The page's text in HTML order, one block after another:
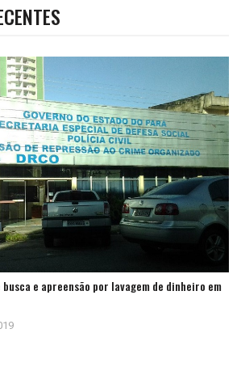
busca e apreensão por lavagem de dinheiro em